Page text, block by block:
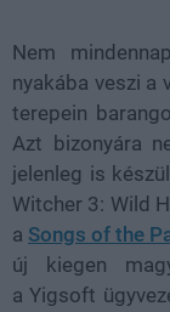
Nem
nyakába veszi a
terepein
Azt bizonyára
jelenleg is
Witcher 3: Wild
a Songs of the
új kiegen
a Yigsoft